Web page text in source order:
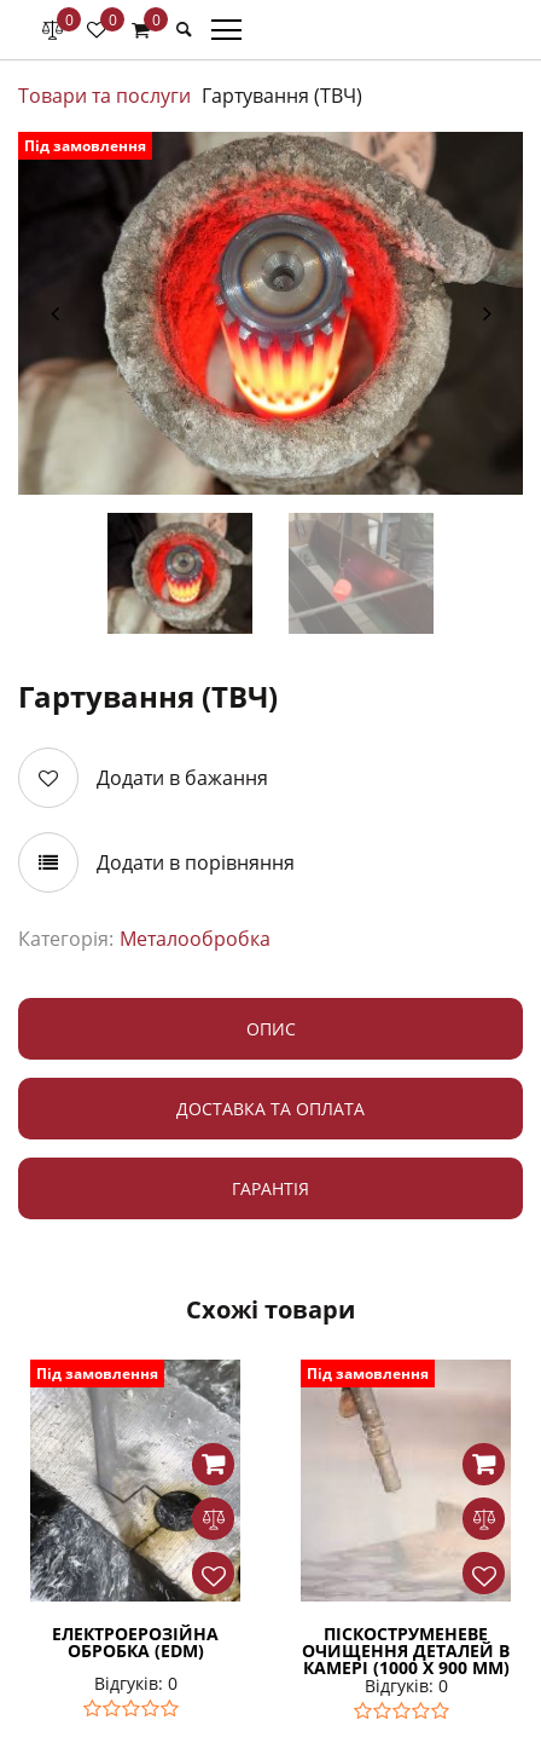
0 0 0
Товари та послуги Гартування (ТВЧ)
Під замовлення
Гартування (ТВЧ)
Додати в бажання
Додати в порівняння
Категорія: Металообробка
ОПИС
ДОСТАВКА ТА ОПЛАТА
ГАРАНТІЯ
Схожі товари
Під замовлення
ЕЛЕКТРОЕРОЗІЙНА
ОБРОБКА (EDM)
Відгуків: 0
Під замовлення
ПІСКОСТРУМЕНЕВЕ
ОЧИЩЕННЯ ДЕТАЛЕЙ В
КАМЕРІ (1000 Х 900 ММ)
Відгуків: 0